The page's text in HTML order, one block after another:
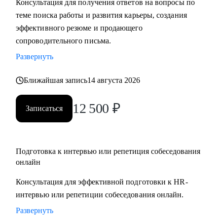
• Подготовлю вас к собеседованию и дам практические
рекомендации для успешного ведения сложных
в карьере, которая принесет вам максимальную
реализацию и доход
Разработаю быструю и эффективную стратегию поиска
новой работы
стали лучшим кандидатом в команде
• Разработаю личный пошаговый план (дорожную карту)
для быстрого и успешного перехода на новую, более
проверенные методики для преодоления выгорания и
Консультация для получения ответов на вопросы по
теме поиска работы и развития карьеры, создания
эффективного резюме и продающего
сопроводительного письма.
Развернуть
Ближайшая запись14 августа 2026
Записаться 12 500 ₽
Подготовка к интервью или репетиция собеседования
онлайн
Консультация для эффективной подготовки к HR-
интервью или репетиции собеседования онлайн.
Развернуть